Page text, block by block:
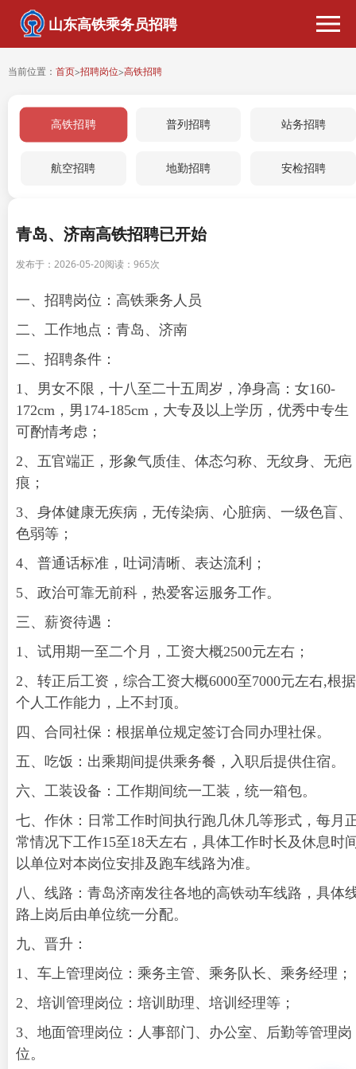
山东高铁乘务员招聘
当前位置： 首页>招聘岗位>高铁招聘
高铁招聘 普列招聘 站务招聘
航空招聘 地勤招聘 安检招聘
青岛、济南高铁招聘已开始
发布于：2026-05-20阅读： 965次
一、招聘岗位：高铁乘务人员
二、工作地点：青岛、济南
二、招聘条件：
1、男女不限，十八至二十五周岁，净身高：女160-
172cm，男174-185cm，大专及以上学历，优秀中专生
可酌情考虑；
2、五官端正，形象气质佳、体态匀称、无纹身、无疤
痕；
3、身体健康无疾病，无传染病、心脏病、一级色盲、
色弱等；
4、普通话标准，吐词清晰、表达流利；
5、政治可靠无前科，热爱客运服务工作。
三、薪资待遇：
1、试用期一至二个月，工资大概2500元左右；
2、转正后工资，综合工资大概6000至7000元左右,根据
个人工作能力，上不封顶。
四、合同社保：根据单位规定签订合同办理社保。
五、吃饭：出乘期间提供乘务餐，入职后提供住宿。
六、工装设备：工作期间统一工装，统一箱包。
七、作休：日常工作时间执行跑几休几等形式，每月
常情况下工作15至18天左右，具体工作时长及休息时
以单位对本岗位安排及跑车线路为准。
八、线路：青岛济南发往各地的高铁动车线路，具体
路上岗后由单位统一分配。
九、晋升：
1、车上管理岗位：乘务主管、乘务队长、乘务经理；
2、培训管理岗位：培训助理、培训经理等；
3、地面管理岗位：人事部门、办公室、后勤等管理岗
位。